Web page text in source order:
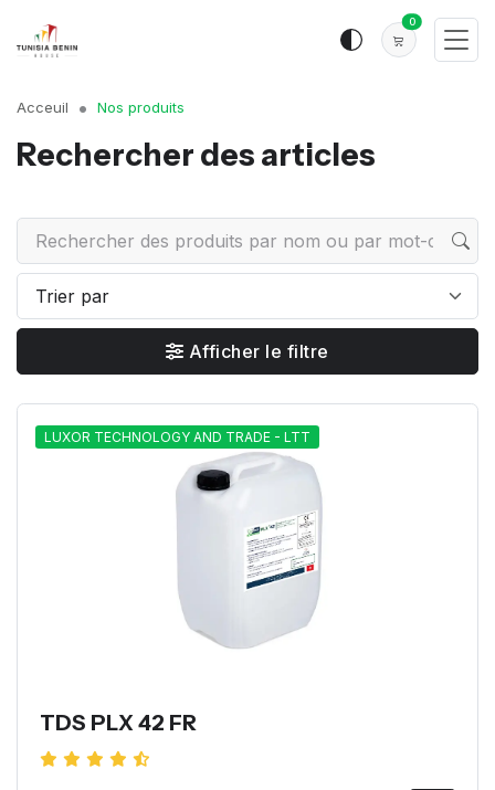
0
Acceuil Nos produits
Rechercher des articles
Afficher le filtre
LUXOR TECHNOLOGY AND TRADE - LTT
TDS PLX 42 FR